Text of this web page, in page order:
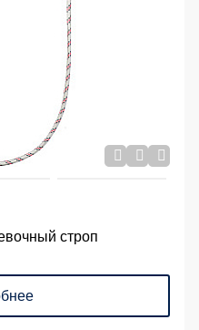
строп